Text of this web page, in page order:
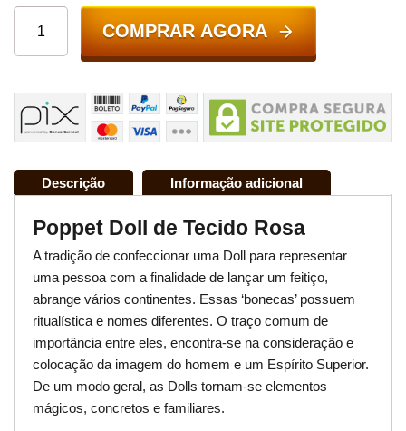
COMPRAR AGORA
Descrição Informação adicional
Poppet Doll de Tecido Rosa
A tradição de confeccionar uma Doll para representar
uma pessoa com a finalidade de lançar um feitiço,
abrange vários continentes. Essas ‘bonecas’ possuem
ritualística e nomes diferentes. O traço comum de
importância entre eles, encontra-se na consideração e
colocação da imagem do homem e um Espírito Superior.
De um modo geral, as Dolls tornam-se elementos
mágicos, concretos e familiares.